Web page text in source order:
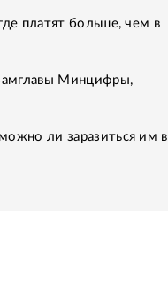
платят больше, чем в
Минцифры,
ли заразиться им в